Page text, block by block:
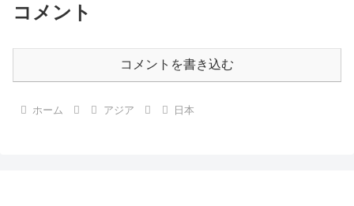
コメント
コメントを書き込む
ホーム アジア 日本